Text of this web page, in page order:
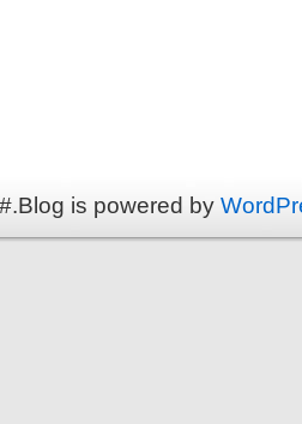
is powered by